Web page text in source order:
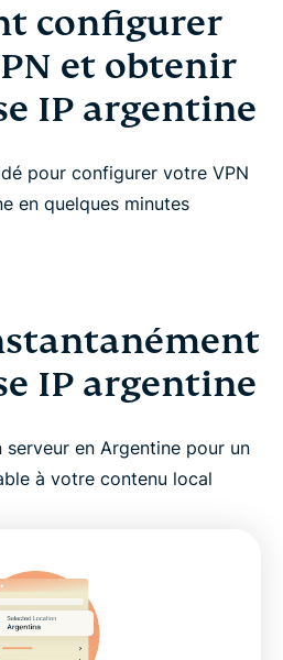
configurer
et obtenir
IP argentine
pour configurer votre VPN
en quelques minutes
IP argentine
en Argentine pour un
à votre contenu local